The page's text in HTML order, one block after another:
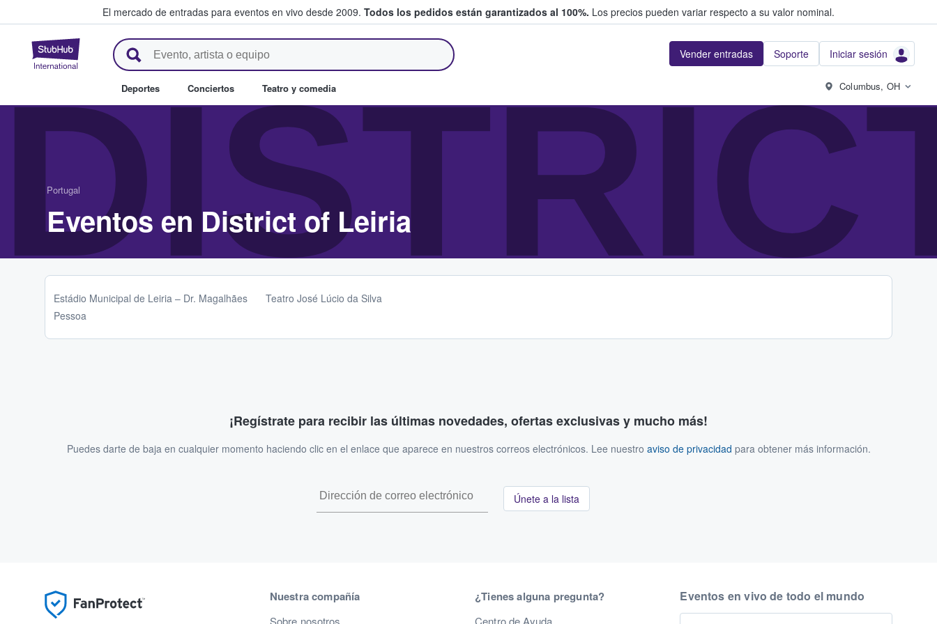
El mercado de entradas para eventos en vivo desde 2009. Todos los pedidos están garantizados al 100%. Los precios pueden variar respecto a su valor nominal.
StubHub: compra y venta de entradas entre fans Vender entradas Soporte Iniciar sesión
Deportes Conciertos Teatro y comedia Columbus, OH
Portugal
Eventos en District of Leiria
Estádio Municipal de Leiria – Dr. Magalhães
Pessoa
Teatro José Lúcio da Silva
¡Regístrate para recibir las últimas novedades, ofertas exclusivas y mucho más!
Puedes darte de baja en cualquier momento haciendo clic en el enlace que aparece en nuestros correos electrónicos. Lee nuestro aviso de privacidad para obtener más información.
Únete a la lista
Nuestra compañía
Sobre nosotros
¿Tienes alguna pregunta?
Centro de Ayuda
Eventos en vivo de todo el mundo